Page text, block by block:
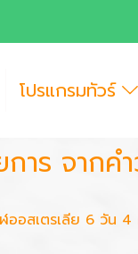
โปรแกรมทัวร์
ร จากคำ
ออสเตรเลีย 6 วัน 4